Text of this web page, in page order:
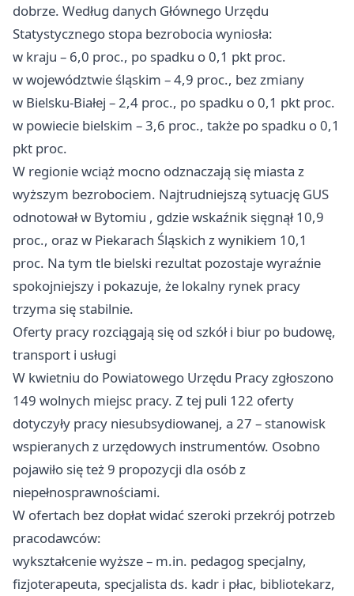
dobrze. Według danych Głównego Urzędu
Statystycznego stopa bezrobocia wyniosła:
w kraju – 6,0 proc., po spadku o 0,1 pkt proc.
w województwie śląskim – 4,9 proc., bez zmiany
w Bielsku‑Białej – 2,4 proc., po spadku o 0,1 pkt proc.
w powiecie bielskim – 3,6 proc., także po spadku o 0,1
pkt proc.
W regionie wciąż mocno odznaczają się miasta z
wyższym bezrobociem. Najtrudniejszą sytuację GUS
odnotował w Bytomiu , gdzie wskaźnik sięgnął 10,9
proc., oraz w Piekarach Śląskich z wynikiem 10,1
proc. Na tym tle bielski rezultat pozostaje wyraźnie
spokojniejszy i pokazuje, że lokalny rynek pracy
trzyma się stabilnie.
Oferty pracy rozciągają się od szkół i biur po budowę,
transport i usługi
W kwietniu do Powiatowego Urzędu Pracy zgłoszono
149 wolnych miejsc pracy. Z tej puli 122 oferty
dotyczyły pracy niesubsydiowanej, a 27 – stanowisk
wspieranych z urzędowych instrumentów. Osobno
pojawiło się też 9 propozycji dla osób z
niepełnosprawnościami.
W ofertach bez dopłat widać szeroki przekrój potrzeb
pracodawców:
wykształcenie wyższe – m.in. pedagog specjalny,
fizjoterapeuta, specjalista ds. kadr i płac, bibliotekarz,